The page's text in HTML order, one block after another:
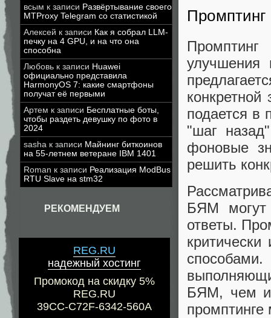
всым к записи Развёртывание своего
MTProxy Telegram со статистикой
Алексей к записи Как я собрал LLM-
печку на 4 GPU, и на что она
способна
Любовь к записи Huawei
официально представила
HarmonyOS 7: какие смартфоны
получат её первыми
Артем к записи Бесплатные боты,
чтобы раздеть девушку по фото в
2024
sasha к записи Майнинг биткоинов
на 55-летнем ветеране IBM 1401
Roman к записи Реализация ModBus
RTU Slave на stm32
РЕКОМЕНДУЕМ
REG.RU
надежный хостинг
Промокод на скидку 5%
REG.RU
39CC-C72F-6342-560A
Промптинг
улучшения
конкретной
подается в
"шаг
фоновые
решить
БЯМ могут
ответы.
БЯМ, чем
промптинге